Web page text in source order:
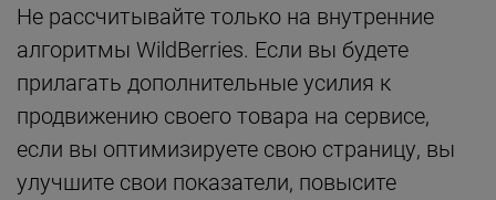
Не рассчитывайте только на внутренние
алгоритмы WildBerries. Если вы будете
прилагать дополнительные усилия к
продвижению своего товара на сервисе,
если вы оптимизируете свою страницу, вы
улучшите свои показатели, повысите